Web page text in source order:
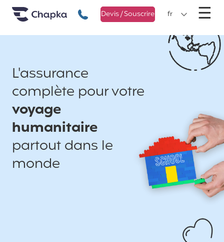
Chapka Assurances Voyages
+33 1 74 85 50 50
Devis / Souscrire fr ☰
L'assurance
complète pour votre
voyage
humanitaire
partout dans le
monde